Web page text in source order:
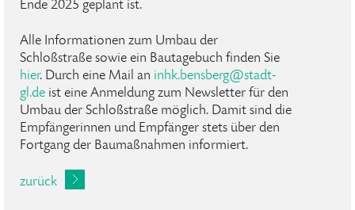
Ende 2025 geplant ist.
Alle Informationen zum Umbau der
Schloßstraße sowie ein Bautagebuch finden Sie
hier. Durch eine Mail an inhk.bensberg@stadt-
gl.de ist eine Anmeldung zum Newsletter für den
Umbau der Schloßstraße möglich. Damit sind die
Empfängerinnen und Empfänger stets über den
Fortgang der Baumaßnahmen informiert.
zurück